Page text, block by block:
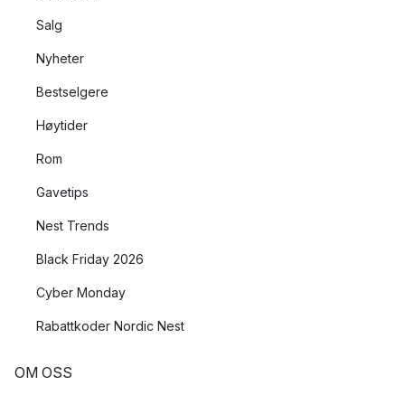
Salg
Nyheter
Bestselgere
Høytider
Rom
Gavetips
Nest Trends
Black Friday 2026
Cyber Monday
Rabattkoder Nordic Nest
OM OSS